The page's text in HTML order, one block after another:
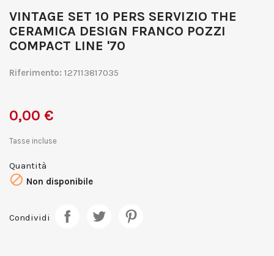
VINTAGE SET 10 PERS SERVIZIO THE
CERAMICA DESIGN FRANCO POZZI
COMPACT LINE '70
Riferimento: 127113817035
0,00 €
Tasse incluse
Quantità
 Non disponibile
Condividi